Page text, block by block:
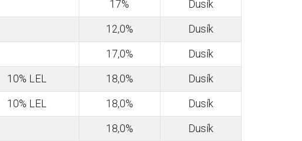
17% Dusík
12,0% Dusík
17,0% Dusík
10% LEL 18,0% Dusík
10% LEL 18,0% Dusík
18,0% Dusík